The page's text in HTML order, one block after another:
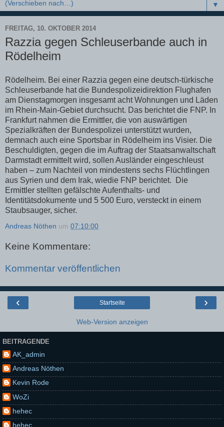
▼
FREITAG, 10. OKTOBER 2014
Razzia gegen Schleuserbande auch in
Rödelheim
Rödelheim. Bei einer Razzia gegen eine deutsch-türkische
Schleuserbande hat die Bundespolizeidirektion Flughafen
am Dienstagmorgen insgesamt acht Wohnungen und Läden
im Rhein-Main-Gebiet durchsucht. Das berichtet die FNP. In
Frankfurt nahmen die Ermittler, die von auswärtigen
Spezialkräften der Bundespolizei unterstützt wurden,
demnach auch eine Sportsbar in Rödelheim ins Visier. Die
Beschuldigten, gegen die im Auftrag der Staatsanwaltschaft
Darmstadt ermittelt wird, sollen Ausländer eingeschleust
haben – zum Nachteil von mindestens sechs Flüchtlingen
aus Syrien und dem Irak, wiedie FNP berichtet. Die
Ermittler stellten gefälschte Aufenthalts- und
Identitätsdokumente und 5 500 Euro, versteckt in einem
Staubsauger, sicher.
Andreas Nöthen um 07:10:00
Keine Kommentare:
Kommentar veröffentlichen
‹ ›
Startseite
Web-Version anzeigen
BEITRAGENDE
AK_admin
Andreas Nöthen
Kevin Rode
WoZi
hehec
hehec